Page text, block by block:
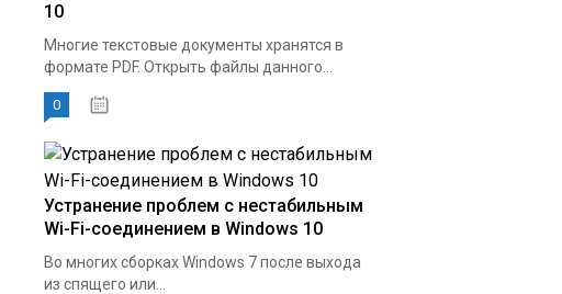
10
Многие текстовые документы хранятся в
формате PDF. Открыть файлы данного...
0
Устранение проблем с нестабильным
Wi-Fi-соединением в Windows 10
Во многих сборках Windows 7 после выхода
из спящего или...